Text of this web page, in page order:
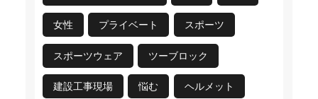
女性 プライベート スポーツ
スポーツウェア ツーブロック
建設工事現場 悩む ヘルメット